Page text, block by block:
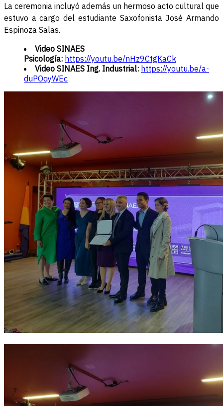
La ceremonia incluyó además un hermoso acto cultural que
estuvo a cargo del estudiante Saxofonista José Armando
Espinoza Salas.
Video SINAES
Psicología: https://youtu.be/nHz9CtgKaCk
Video SINAES Ing. Industrial: https://youtu.be/a-
duPOqyWEc